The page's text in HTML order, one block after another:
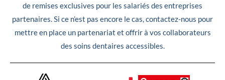
de remises exclusives pour les salariés des entreprises
partenaires. Si ce n’est pas encore le cas, contactez-nous pour
mettre en place un partenariat et offrir à vos collaborateurs
des soins dentaires accessibles.